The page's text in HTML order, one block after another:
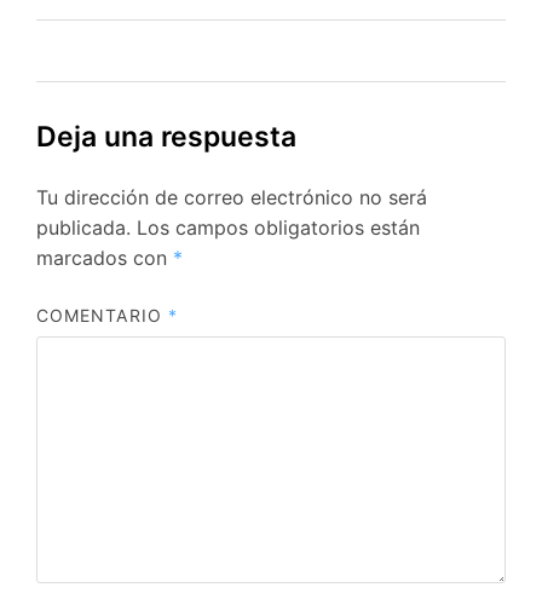
Deja una respuesta
Tu dirección de correo electrónico no será
publicada. Los campos obligatorios están
marcados con *
COMENTARIO *